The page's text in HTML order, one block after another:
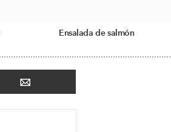
Ensalada de salmón